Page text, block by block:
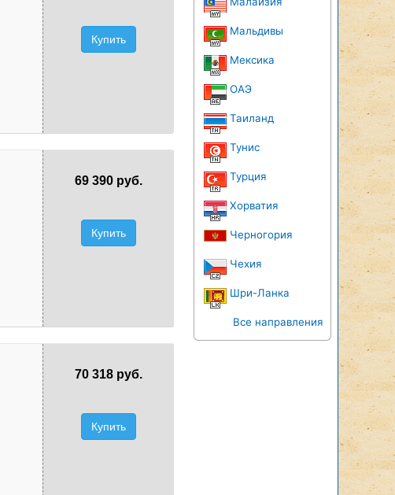
Купить
69 390 руб.
Купить
70 318 руб.
Купить
Мальдивы
Мексика
ОАЭ
Таиланд
Тунис
Турция
Хорватия
Черногория
Чехия
Шри-Ланка
Все направления